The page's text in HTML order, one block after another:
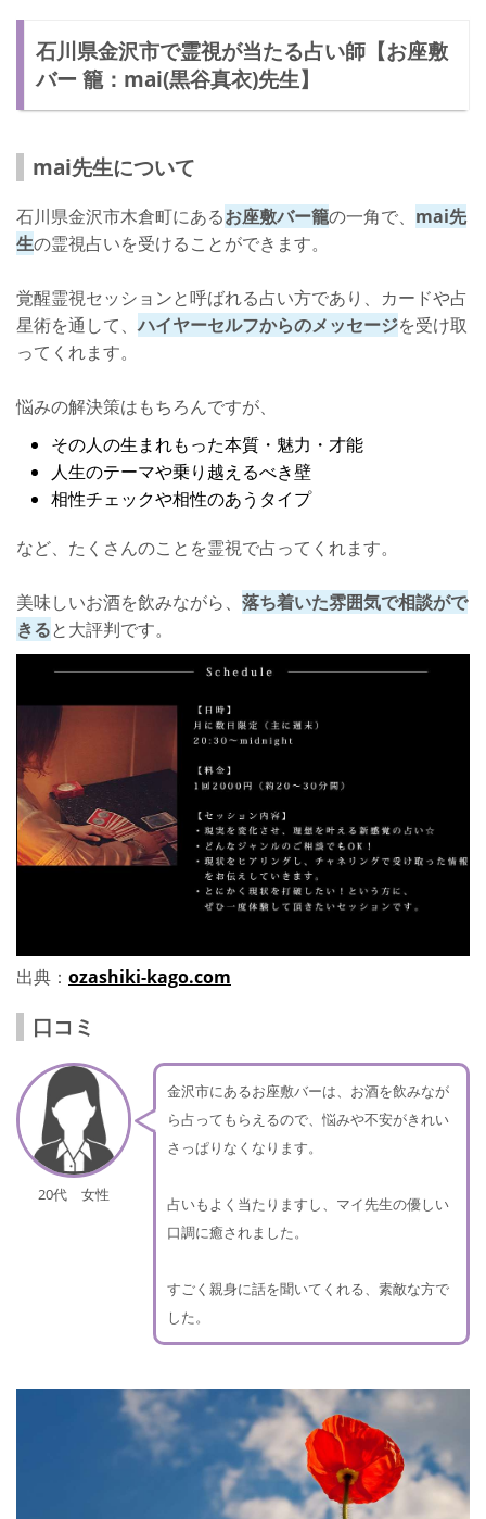
石川県金沢市で霊視が当たる占い師【お座敷
バー 籠：mai(黒谷真衣)先生】
mai先生について
石川県金沢市木倉町にあるお座敷バー籠の一角で、 mai先
生の霊視占いを受けることができます。
覚醒霊視セッションと呼ばれる占い方であり、カードや占
星術を通して、ハイヤーセルフからのメッセージを受け取
ってくれます。
悩みの解決策はもちろんですが、
その人の生まれもった本質・魅力・才能
人生のテーマや乗り越えるべき壁
相性チェックや相性のあうタイプ
など、たくさんのことを霊視で占ってくれます。
美味しいお酒を飲みながら、 落ち着いた雰囲気で相談がで
きると大評判です。
出典： ozashiki-kago.com
口コミ
20代 女性
金沢市にあるお座敷バーは、お酒を飲みなが
ら占ってもらえるので、悩みや不安がきれい
さっぱりなくなります。
占いもよく当たりますし、マイ先生の優しい
口調に癒されました。
すごく親身に話を聞いてくれる、素敵な方で
した。